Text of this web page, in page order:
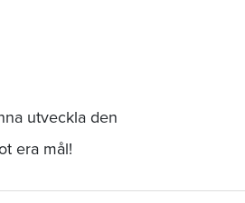
utveckla den
era mål!